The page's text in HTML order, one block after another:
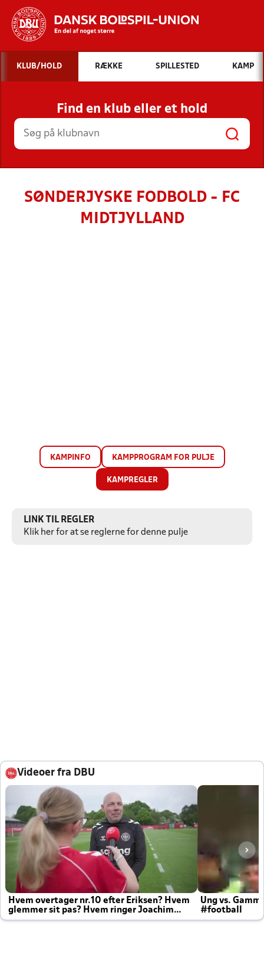
Hvad vil du søge efter?
INDHOLD OG NYHEDER
STILLINGER, RESULTATER, KLUBBER OG
HOLD
KLUB/HOLD RÆKKE SPILLESTED KAMP
Find en klub eller et hold
SØNDERJYSKE FODBOLD - FC
MIDTJYLLAND
KAMPINFO KAMPPROGRAM FOR PULJE
KAMPREGLER
LINK TIL REGLER
Klik her for at se reglerne for denne pulje
Videoer fra DBU
Hvem overtager nr.10 efter Eriksen? Hvem
glemmer sit pas? Hvem ringer Joachim
altid til efter kampe?
Ung vs.
#football